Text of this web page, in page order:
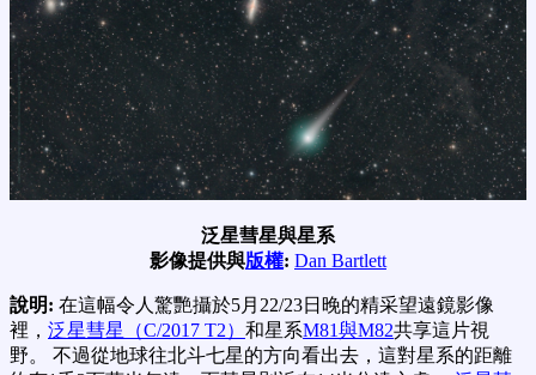
泛星彗星與星系
影像提供與版權: Dan Bartlett
說明: 在這幅令人驚艷攝於5月22/23日晚的精采望遠鏡影像
裡， 泛星彗星（C/2017 T2） 和星系M81與M82共享這片視
野。 不過從地球往北斗七星的方向看出去，這對星系的距離